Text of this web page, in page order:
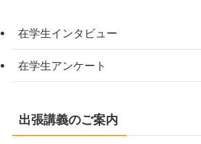
在学生インタビュー
在学生アンケート
出張講義のご案内